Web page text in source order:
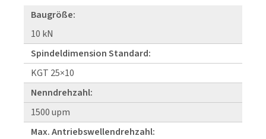
Baugröße:
10 kN
Spindeldimension Standard:
KGT 25×10
Nenndrehzahl:
1500 upm
Max. Antriebswellendrehzahl: